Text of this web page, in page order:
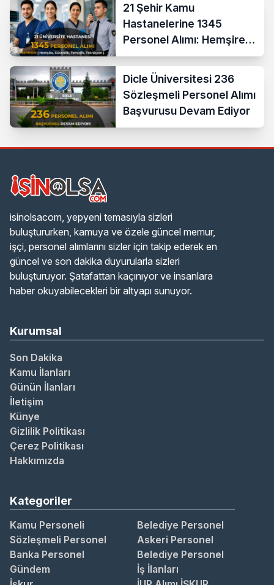
21 Şehir Kamu
Hastanelerine 1345
Personel Alımı: Hemşire,
Güvenlik, Temizlik,
Teknisyen
Dicle Üniversitesi 236
Sözleşmeli Personel Alımı
Başvurusu Devam Ediyor
isinolsacom, yepyeni temasıyla sizleri
buluştururken, kamuya ve özele güncel memur,
işçi, personel alımlarını sizler için takip ederek en
güncel ve son dakika duyurularla sizleri
buluşturuyor. Şatafattan kaçınıyor ve insanlara
haber okuyabilecekleri bir altyapı sunuyor.
Kurumsal
Son Dakika
Kamu İlanları
Günün İlanları
İletişim
Künye
Gizlilik Politikası
Çerez Politikası
Hakkımızda
Kategoriler
Kamu Personeli
Belediye Personel
Sözleşmeli Personel
Askeri Personel
Banka Personel
Belediye Personel
Gündem
İş İlanları